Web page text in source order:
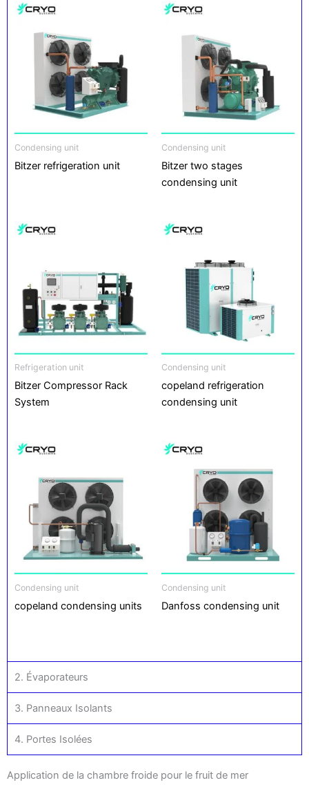
Condensing unit
Bitzer refrigeration unit
Condensing unit
Bitzer two stages
condensing unit
Refrigeration unit
Bitzer Compressor Rack
System
Condensing unit
copeland refrigeration
condensing unit
Condensing unit
copeland condensing units
Condensing unit
Danfoss condensing unit
2. Évaporateurs
3. Panneaux Isolants
4. Portes Isolées
Application de la chambre froide pour le fruit de mer